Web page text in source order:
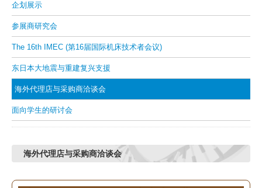
企划展示
参展商研究会
The 16th IMEC (第16届国际机床技术者会议)
东日本大地震与重建复兴支援
海外代理店与采购商洽谈会
面向学生的研讨会
海外代理店与采购商洽谈会